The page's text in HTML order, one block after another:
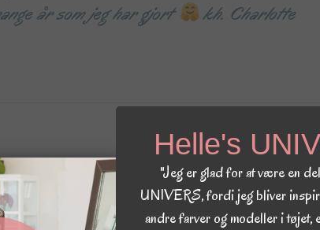
år som jeg har gjort
kh. Charlotte
Jeg samarbejder med en række
det passer dig bedst. På den måde får
Helle's
"Jeg er glad for at være en
UNIVERS, fordi jeg bliver
andre farver og modeller i tøjet,